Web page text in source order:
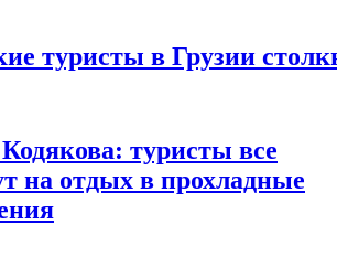
туристы в Грузии
туристы все
на отдых в прохладные